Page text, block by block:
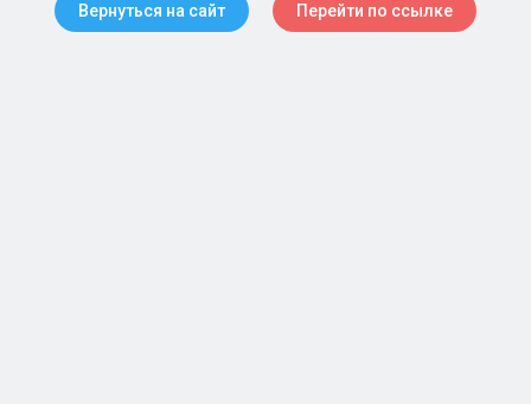
Вернуться на сайт Перейти по ссылке